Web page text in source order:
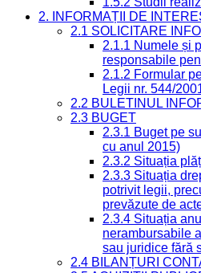
2. INFORMAȚII DE
2.1 SOLICITARE
2.1.1 Numele și
responsabile
2.1.2 Formular
Legii nr. 544/
2.2 BULETINUL
2.3 BUGET
2.3.1 Buget pe
cu anul 2015)
2.3.2 Situația
2.3.3 Situația
potrivit legii,
prevăzute de
2.3.4 Situația
nerambursabile
sau juridice fără
2.4 BILANȚURI